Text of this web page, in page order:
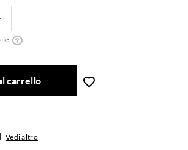
carrello
Vedi altro